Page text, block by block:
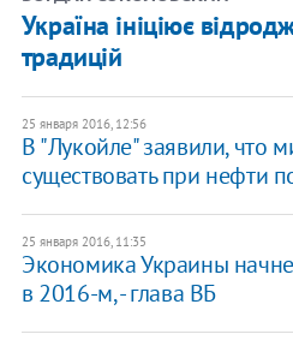
Україна ініціює
традицій
25 января 2016, 12:56
В "Лукойле" заявили, что
существовать при нефти
25 января 2016, 11:35
Экономика Украины
в 2016-м, - глава ВБ